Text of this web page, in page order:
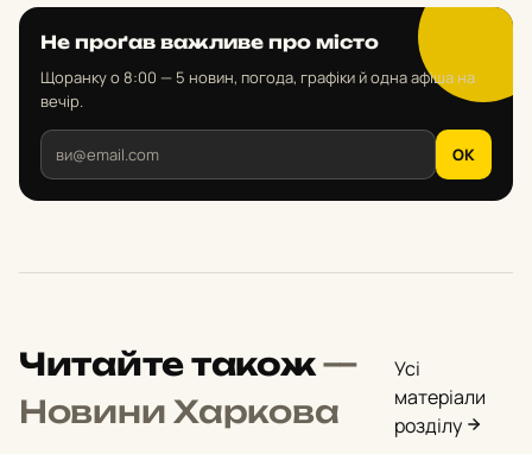
Не проґав важливе про місто
Щоранку о 8:00 — 5 новин, погода, графіки й одна афіша на
вечір.
OK
Читайте також—
Новини Харкова
Усі
матеріали
розділу